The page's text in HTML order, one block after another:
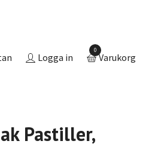
Logga in
0
Varukorg
Pastiller,